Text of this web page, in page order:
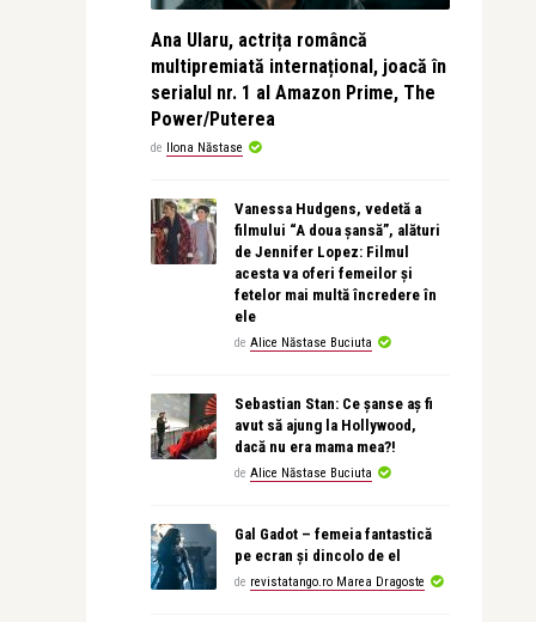
Ana Ularu, actrița româncă
multipremiată internațional, joacă în
serialul nr. 1 al Amazon Prime, The
Power/Puterea
de Ilona Năstase
Vanessa Hudgens, vedetă a
filmului “A doua șansă”, alături
de Jennifer Lopez: Filmul
acesta va oferi femeilor și
fetelor mai multă încredere în
ele
de Alice Năstase Buciuta
Sebastian Stan: Ce șanse aș fi
avut să ajung la Hollywood,
dacă nu era mama mea?!
de Alice Năstase Buciuta
Gal Gadot – femeia fantastică
pe ecran și dincolo de el
de revistatango.ro Marea Dragoste